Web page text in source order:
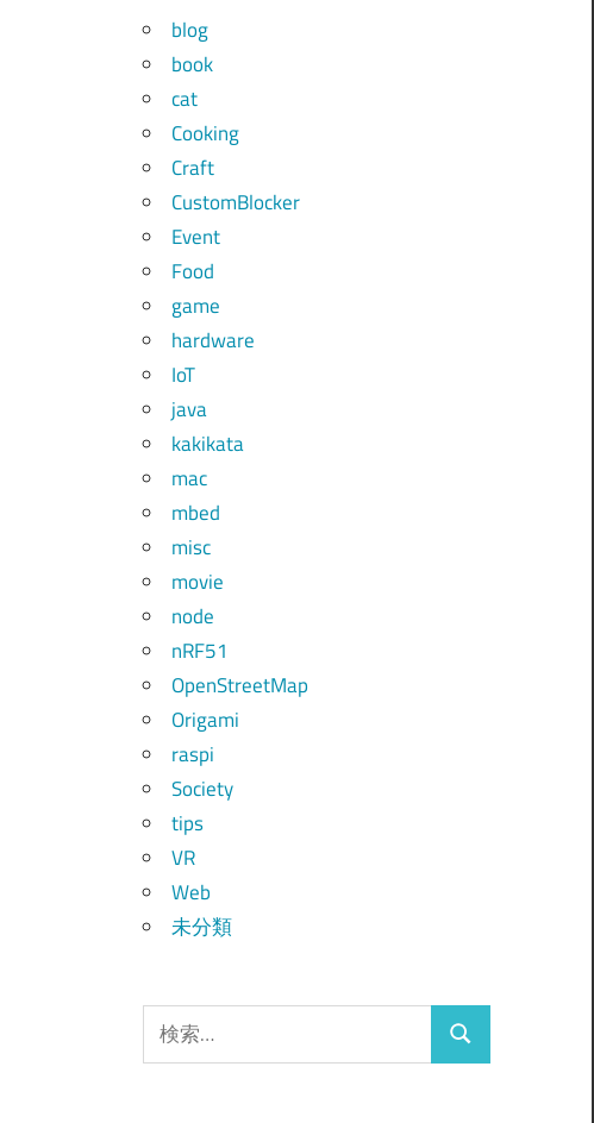
blog
book
cat
Cooking
Craft
CustomBlocker
Event
Food
game
hardware
IoT
java
kakikata
mac
mbed
misc
movie
node
nRF51
OpenStreetMap
Origami
raspi
Society
tips
VR
Web
未分類
索:
検